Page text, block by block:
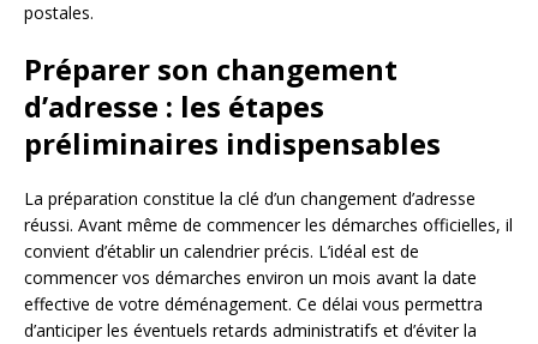
postales.
Préparer son changement
d’adresse : les étapes
préliminaires indispensables
La préparation constitue la clé d’un changement d’adresse
réussi. Avant même de commencer les démarches officielles, il
convient d’établir un calendrier précis. L’idéal est de
commencer vos démarches environ un mois avant la date
effective de votre déménagement. Ce délai vous permettra
d’anticiper les éventuels retards administratifs et d’éviter la